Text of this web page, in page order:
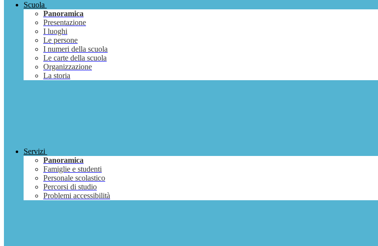
Scuola
Panoramica
Presentazione
I luoghi
Le persone
I numeri della scuola
Le carte della scuola
Organizzazione
La storia
Servizi
Panoramica
Famiglie e studenti
Personale scolastico
Percorsi di studio
Problemi accessibilità